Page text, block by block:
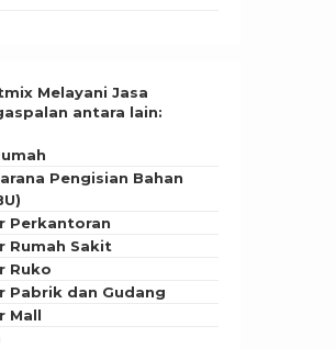
Melayani Jasa
antara lain:
Pengisian Bahan
Perkantoran
Rumah Sakit
Ruko
Pabrik dan Gudang
Mall